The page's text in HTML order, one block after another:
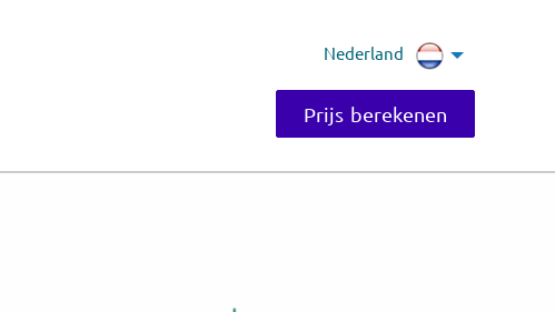
Nederland
Prijs berekenen